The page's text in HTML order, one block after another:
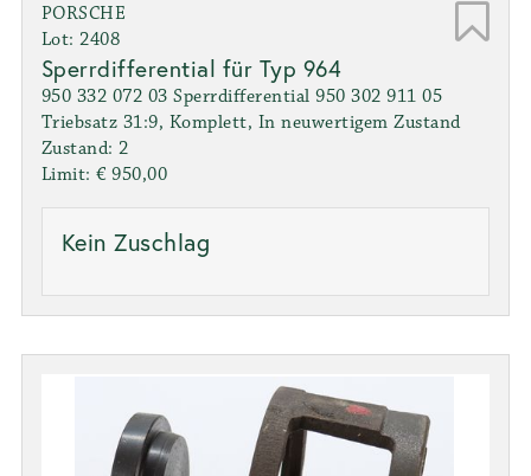
PORSCHE
Lot: 2408
Sperrdifferential für Typ 964
950 332 072 03 Sperrdifferential 950 302 911 05
Triebsatz 31:9, Komplett, In neuwertigem Zustand
Zustand: 2
Limit: € 950,00
Kein Zuschlag